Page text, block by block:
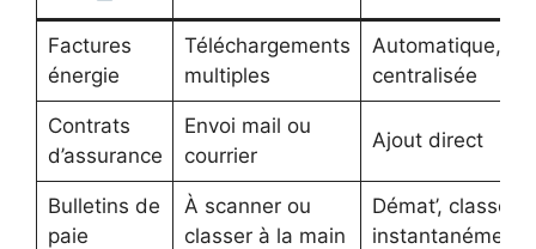
Factures
énergie
Téléchargements
multiples
Automatique,
centralisée
Contrats
d’assurance
Envoi mail ou
courrier
Ajout direct
Bulletins de
paie
À scanner ou
classer à la main
Démat’, classés
instantanément